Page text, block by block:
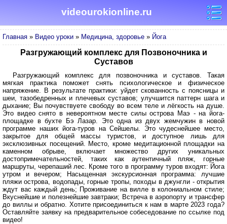
videourokionline.ru
Главная » Видео уроки » Медицина, здоровье » Йога
Разгружающий комплекс для Позвоночника и
Суставов
Разгружающий комплекс для позвоночника и суставов. Такая
мягкая практика поможет снять психологическое и физическое
напряжение. В результате практики: уйдет скованность с поясницы и
шеи, тазобедренных и плечевых суставов; улучшится паттерн шага и
дыхание; Вы почувствуете свободу во всем теле и лёгкость на душе.
Это видео снято в невероятном месте силы острова Маэ - на йога-
площадке в бухте Бэ Лазар. Это одна из двух жемчужин в новой
программе наших йога-туров на Сейшелы. Это чудеснейшее место,
закрытое для общей массы туристов, и доступное лишь для
эксклюзивных посещений. Место, кроме медитационной площадки на
каменном обрыве, включает множество других уникальных
достопримечательностей, таких как аутентичный пляж, горные
маршруты, черепаший лес. Кроме того в программу туров входят: Йога
утром и вечером; Насыщенная экскурсионная программа: лучшие
пляжи острова, водопады, горные тропы, походы в джунгли - открытия
ждут вас каждый день; Проживание на вилле в колониальном стиле;
Вкуснейшие и полезнейшие завтраки; Встреча в аэропорту и трансфер
до виллы и обратно. Хотите присоединиться к нам в марте 2023 года?
Оставляйте заявку на предварительное собеседование по ссылке под
видео!